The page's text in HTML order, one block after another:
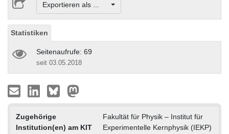
Exportieren als ...
Statistiken
Seitenaufrufe: 69
seit 03.05.2018
Zugehörige
Institution(en) am KIT
Fakultät für Physik – Institut für
Experimentelle Kernphysik (IEKP)